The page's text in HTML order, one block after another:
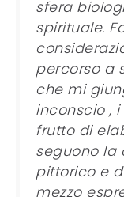
sfera
spirituale.
percorso a
che mi
inconscio ,
frutto di
seguono la
pittorico e
mezzo